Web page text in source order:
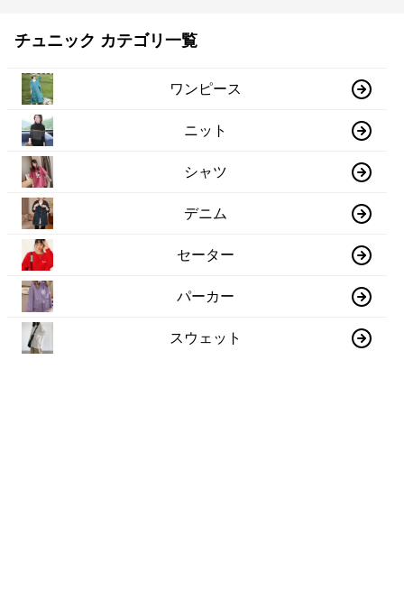
チュニック カテゴリ一覧
ワンピース
ニット
シャツ
デニム
セーター
パーカー
スウェット